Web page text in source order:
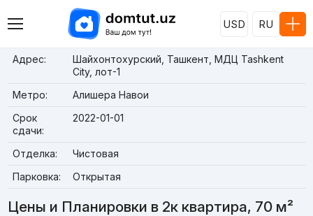
USD RU
Адрес:
Шайхонтохурский, Ташкент, МДЦ Tashkent
City, лот-1
Метро:
Алишера Навои
Срок
сдачи:
2022-01-01
Отделка:
Чистовая
Парковка:
Открытая
Цены и Планировки в 2к квартира, 70 м²